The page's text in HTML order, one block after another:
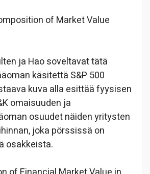
ja Hao soveltavat tätä
käsitettä S&P 500
kuva alla esittää fyysisen
omaisuuden ja
osuudet näiden yritysten
joka pörssissä on
osakkeista.